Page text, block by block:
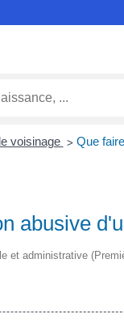
voisinage > Que
abusive
et administrative